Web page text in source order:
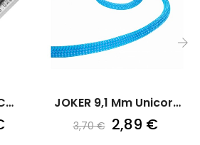
JOKER 9,1 Mm Unicore
Dry...
3,70 € 2,89 €